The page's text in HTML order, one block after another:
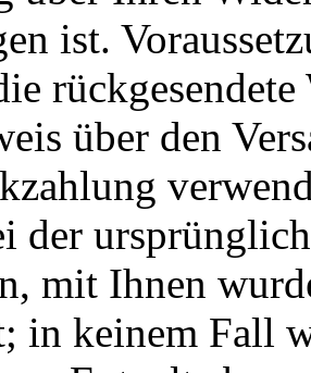
ist.
über den
der
mit Ihnen
in keinem Fall